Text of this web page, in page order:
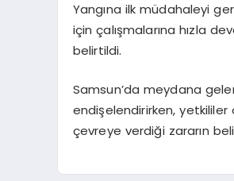
Yangına ilk müdahaleyi
için çalışmalarına hızla
belirtildi.
Samsun’da meydana
endişelendirirken, yetkililer
çevreye verdiği zararın